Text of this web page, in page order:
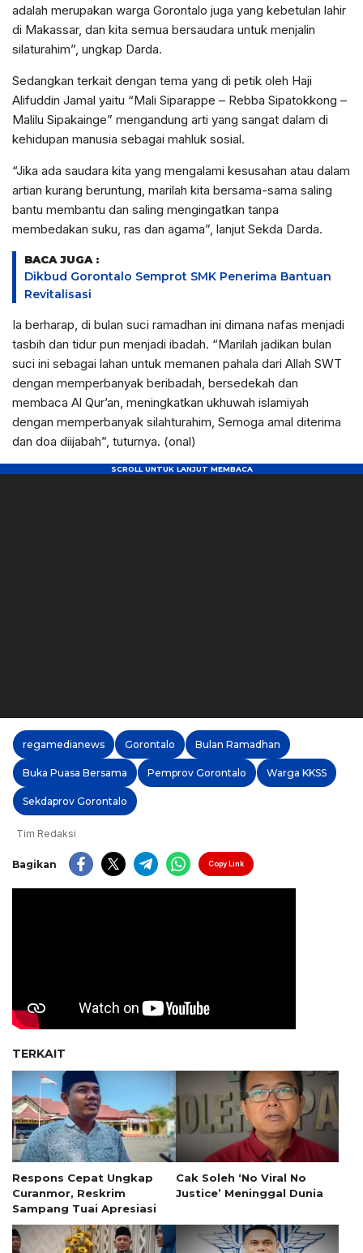
adalah merupakan warga Gorontalo juga yang kebetulan lahir
di Makassar, dan kita semua bersaudara untuk menjalin
silaturahim”, ungkap Darda.
Sedangkan terkait dengan tema yang di petik oleh Haji
Alifuddin Jamal yaitu “Mali Siparappe – Rebba Sipatokkong –
Malilu Sipakainge” mengandung arti yang sangat dalam di
kehidupan manusia sebagai mahluk sosial.
“Jika ada saudara kita yang mengalami kesusahan atau dalam
artian kurang beruntung, marilah kita bersama-sama saling
bantu membantu dan saling mengingatkan tanpa
membedakan suku, ras dan agama”, lanjut Sekda Darda.
BACA JUGA :
Dikbud Gorontalo Semprot SMK Penerima Bantuan
Revitalisasi
Ia berharap, di bulan suci ramadhan ini dimana nafas menjadi
tasbih dan tidur pun menjadi ibadah. “Marilah jadikan bulan
suci ini sebagai lahan untuk memanen pahala dari Allah SWT
dengan memperbanyak beribadah, bersedekah dan
membaca Al Qur’an, meningkatkan ukhuwah islamiyah
dengan memperbanyak silahturahim, Semoga amal diterima
dan doa diijabah”, tuturnya. (onal)
regamedianews Gorontalo Bulan Ramadhan
Buka Puasa Bersama Pemprov Gorontalo Warga KKSS
Sekdaprov Gorontalo
Tim Redaksi
Bagikan Copy Link
TERKAIT
Respons Cepat Ungkap
Curanmor, Reskrim
Sampang Tuai Apresiasi
Cak Soleh ‘No Viral No
Justice’ Meninggal Dunia